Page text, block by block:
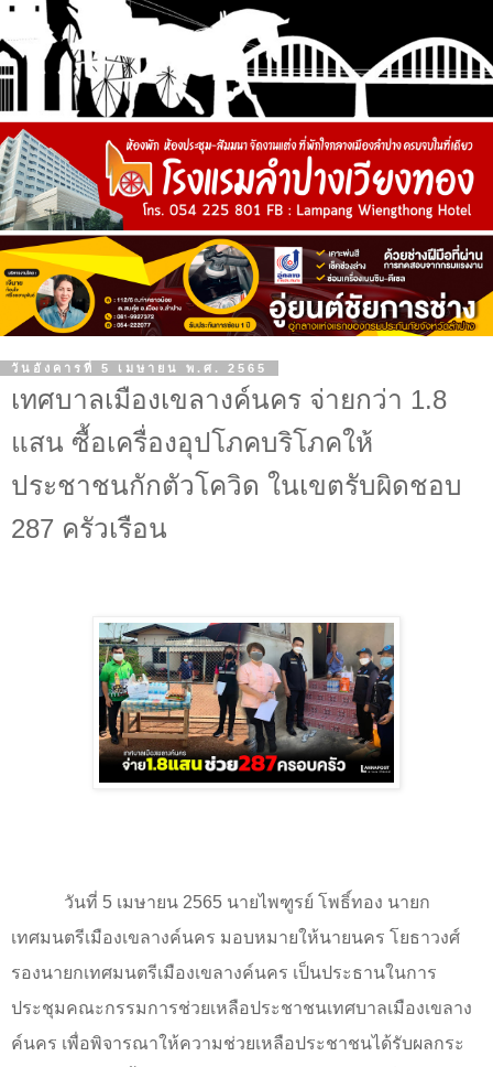
วันอังคารที่ 5 เมษายน พ.ศ. 2565
เทศบาลเมืองเขลางค์นคร จ่ายกว่า 1.8
แสน ซื้อเครื่องอุปโภคบริโภคให้
ประชาชนกักตัวโควิด ในเขตรับผิดชอบ
287 ครัวเรือน
วันที่ 5 เมษายน 2565 นายไพฑูรย์ โพธิ์ทอง นายก
เทศมนตรีเมืองเขลางค์นคร มอบหมายให้นายนคร โยธาวงศ์
รองนายกเทศมนตรีเมืองเขลางค์นคร เป็นประธานในการ
ประชุมคณะกรรมการช่วยเหลือประชาชนเทศบาลเมืองเขลาง
ค์นคร เพื่อพิจารณาให้ความช่วยเหลือประชาชนได้รับผลกระ